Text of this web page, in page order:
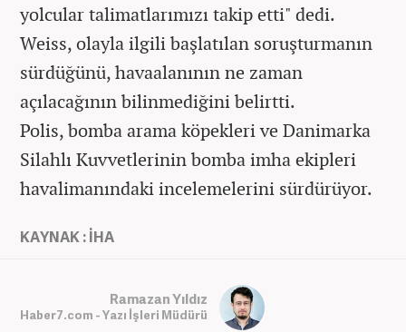
yolcular talimatlarımızı takip etti" dedi.
Weiss, olayla ilgili başlatılan soruşturmanın
sürdüğünü, havaalanının ne zaman
açılacağının bilinmediğini belirtti.
Polis, bomba arama köpekleri ve Danimarka
Silahlı Kuvvetlerinin bomba imha ekipleri
havalimanındaki incelemelerini sürdürüyor.
KAYNAK : İHA
Ramazan Yıldız
Haber7.com - Yazı İşleri Müdürü